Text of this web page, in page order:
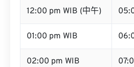
12:00 pm WIB (中午)
01:00 pm WIB
02:00 pm WIB